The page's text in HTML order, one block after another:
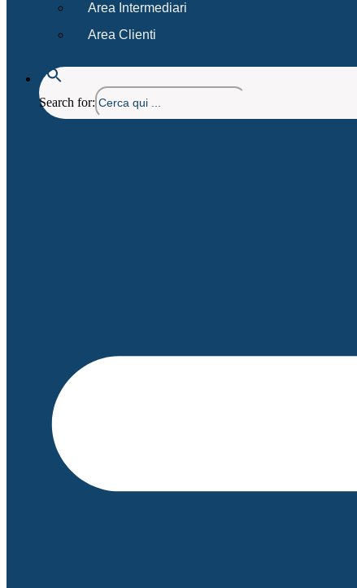
Area Intermediari
Area Clienti
Search for: